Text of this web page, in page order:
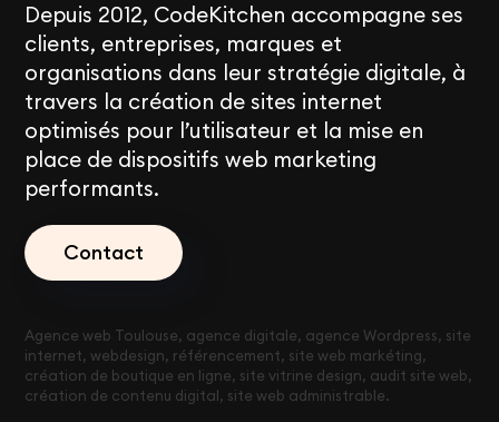
Depuis 2012, CodeKitchen accompagne ses
clients, entreprises, marques et
organisations dans leur stratégie digitale, à
travers la création de sites internet
optimisés pour l’utilisateur et la mise en
place de dispositifs web marketing
performants.
Contact
Agence web Toulouse, agence digitale, agence Wordpress, site
internet, webdesign, référencement, site web markéting,
création de boutique en ligne, site vitrine design, audit site web,
création de contenu digital, site web administrable.